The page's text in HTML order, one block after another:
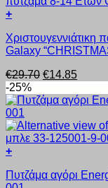
+
το
προϊόν
πολλαπλές
παραλλαγές.
Οι
επιλογές
μπορούν
να
επιλεγούν
σελίδα
Galaxy
€29.70 Original
was:
€14.85Η
τιμή
-25%
+
το
Πυτζάμα αγόρι